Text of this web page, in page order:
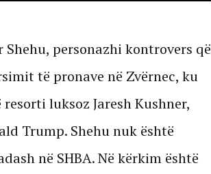
personazhi kontrovers që
të pronave në Zvërnec, ku
luksoz Jaresh Kushner,
Trump. Shehu nuk është
në SHBA. Në kërkim është